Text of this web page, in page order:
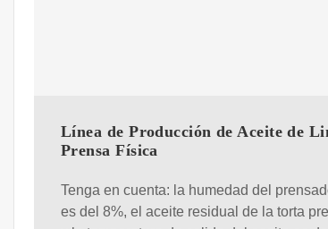
Línea de Producción de Aceite de
Prensa Física
Tenga en cuenta: la humedad del
es del 8%, el aceite residual de la torta